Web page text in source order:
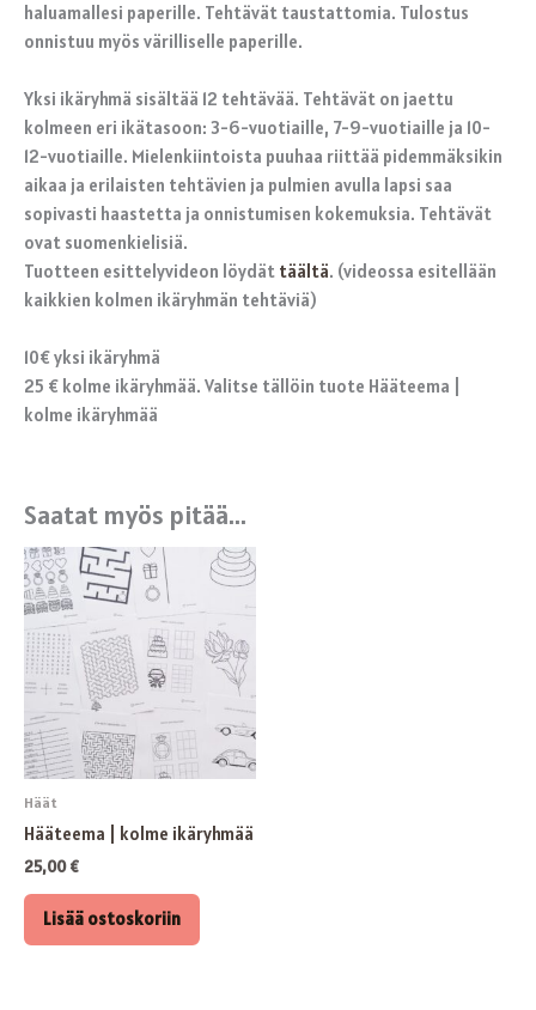
haluamallesi paperille. Tehtävät taustattomia. Tulostus
onnistuu myös värilliselle paperille.
Yksi ikäryhmä sisältää 12 tehtävää. Tehtävät on jaettu
kolmeen eri ikätasoon: 3-6-vuotiaille, 7-9-vuotiaille ja 10-
12-vuotiaille. Mielenkiintoista puuhaa riittää pidemmäksikin
aikaa ja erilaisten tehtävien ja pulmien avulla lapsi saa
sopivasti haastetta ja onnistumisen kokemuksia. Tehtävät
ovat suomenkielisiä.
Tuotteen esittelyvideon löydät täältä. (videossa esitellään
kaikkien kolmen ikäryhmän tehtäviä)
10€ yksi ikäryhmä
25 € kolme ikäryhmää. Valitse tällöin tuote Hääteema |
kolme ikäryhmää
Saatat myös pitää...
Häät
Hääteema | kolme ikäryhmää
25,00€
Lisää ostoskoriin